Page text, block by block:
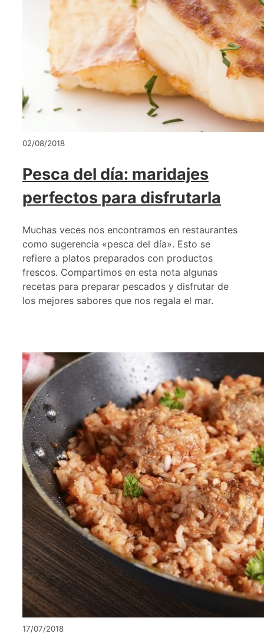
02/08/2018
Pesca del día: maridajes
perfectos para disfrutarla
Muchas veces nos encontramos en restaurantes
como sugerencia «pesca del día». Esto se
refiere a platos preparados con productos
frescos. Compartimos en esta nota algunas
recetas para preparar pescados y disfrutar de
los mejores sabores que nos regala el mar.
17/07/2018